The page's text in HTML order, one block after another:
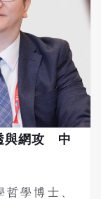
與網攻 中
學博士、